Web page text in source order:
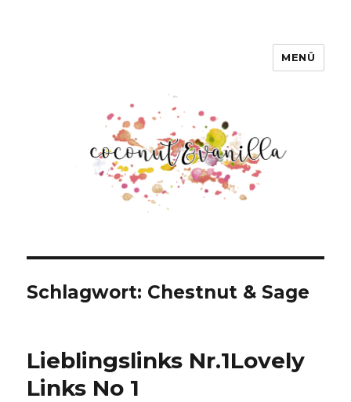
MENÜ
Schlagwort: Chestnut & Sage
Lieblingslinks Nr.1Lovely
Links No 1